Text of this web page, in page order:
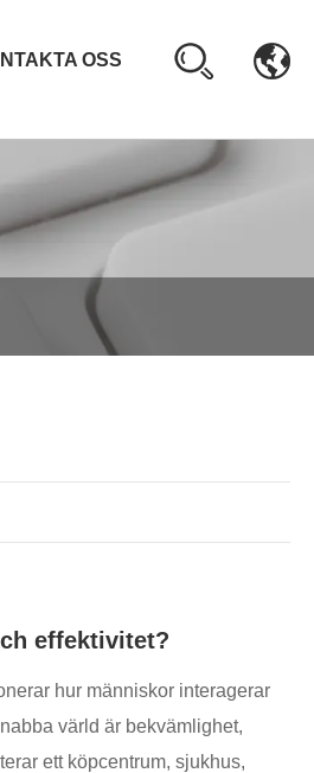
OSS
effektivitet?
hur människor interagerar
värld är bekvämlighet,
ett köpcentrum, sjukhus,